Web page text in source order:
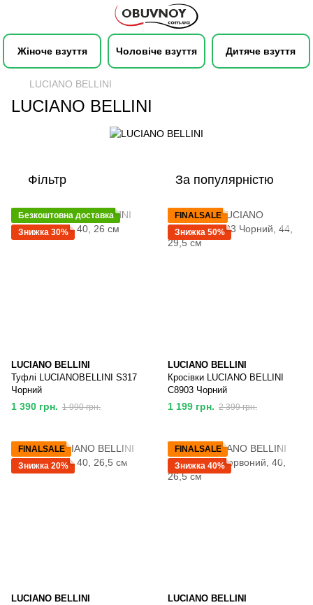
Жіноче взуття Чоловіче взуття Дитяче взуття
LUCIANO BELLINI
LUCIANO BELLINI
Фільтр За популярністю
Безкоштовна доставка
Знижка 30%
LUCIANO BELLINI
Туфлі LUCIANOBELLINI S317
Чорний
1 390 грн. 1 990 грн.
FINALSALE
Знижка 50%
LUCIANO BELLINI
Кросівки LUCIANO BELLINI
C8903 Чорний
1 199 грн. 2 399 грн.
FINALSALE
Знижка 20%
LUCIANO BELLINI
FINALSALE
Знижка 40%
LUCIANO BELLINI